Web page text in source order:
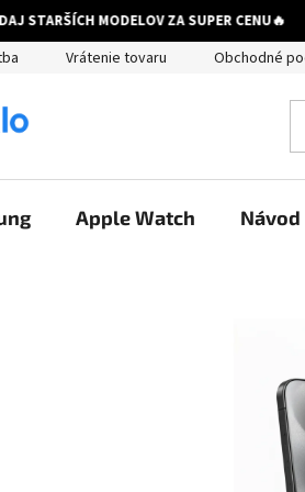
STARŠÍCH MODELOV ZA SUPER CENU🔥
Vrátenie tovaru Obchodné
Apple Watch